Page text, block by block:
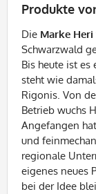
Produkte
Die Marke Heri
Schwarzwald
Bis heute ist
steht wie
Rigonis. Von
Betrieb wuchs
Angefangen
und
regionale
eigenes neues
bei der Idee